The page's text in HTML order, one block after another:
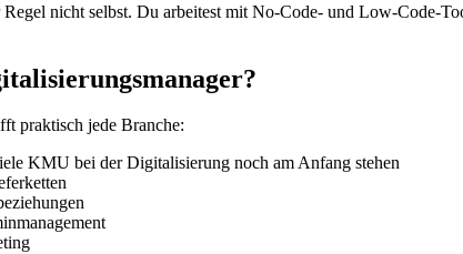
nicht selbst. Du arbeitest mit No-Code- und Low-Code-
praktisch jede Branche:
KMU bei der Digitalisierung noch am Anfang stehen